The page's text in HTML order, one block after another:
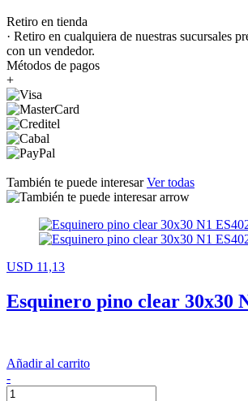
Retiro en tienda
· Retiro en cualquiera de nuestras sucursales
con un vendedor.
Métodos de pagos
+
También te puede interesarVer todas
USD 11,13
Esquinero pino clear 30x30
Añadir al carrito
-